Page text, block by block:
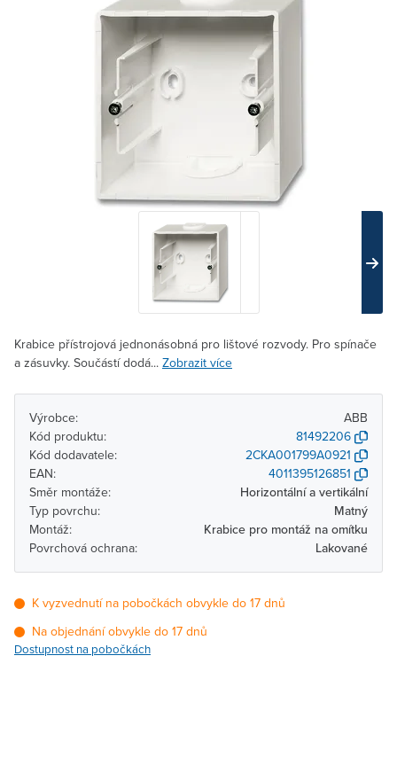
Krabice přístrojová jednonásobná pro lištové rozvody. Pro spínače
a zásuvky. Součástí dodá... Zobrazit více
Výrobce:
ABB
Kód produktu:
81492206
Kód dodavatele:
2CKA001799A0921
EAN:
4011395126851
Směr montáže:
Horizontální a vertikální
Typ povrchu:
Matný
Montáž:
Krabice pro montáž na omítku
Povrchová ochrana:
Lakované
K vyzvednutí na pobočkách obvykle do 17 dnů
Na objednání obvykle do 17 dnů
Dostupnost na pobočkách